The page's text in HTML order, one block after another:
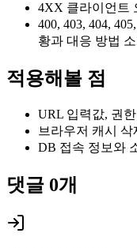
4XX 클라이언트
400, 403, 404,
황과 대응 방법 소
적용해볼 점
URL 입력값, 권
브라우저 캐시
DB 접속 정보와
댓글 0개